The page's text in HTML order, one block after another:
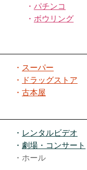
・ パチンコ
・ ボウリング
・ スーパー
・
ドラッグストア
・ 古本屋
・ レンタルビデオ
・ 劇場・コンサート
・ホール